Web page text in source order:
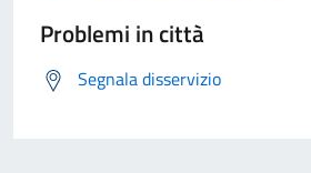
Problemi in città
Segnala disservizio